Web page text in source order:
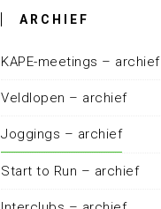
ARCHIEF
KAPE-meetings – archief
Veldlopen – archief
Joggings – archief
Start to Run – archief